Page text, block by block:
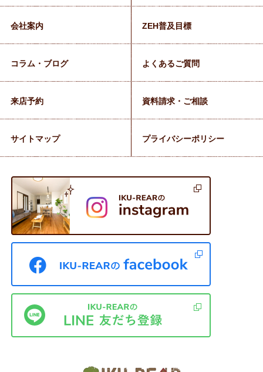
会社案内 ZEH普及目標
コラム・ブログ よくあるご質問
来店予約 資料請求・ご相談
サイトマップ プライバシーポリシー